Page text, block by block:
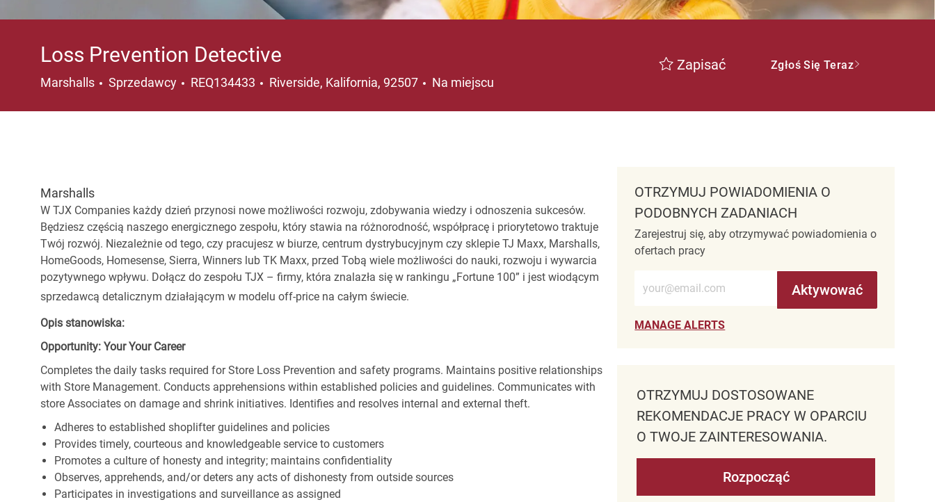
Loss Prevention Detective
Marshalls Kategoria
Sprzedawcy REQ134433 Lokalizacja
Riverside, Kalifornia, 92507 Na miejscu
Zapisać Zgłoś Się Teraz
Marshalls
W TJX Companies każdy dzień przynosi nowe możliwości rozwoju, zdobywania wiedzy i odnoszenia sukcesów.
Będziesz częścią naszego energicznego zespołu, który stawia na różnorodność, współpracę i priorytetowo traktuje
Twój rozwój. Niezależnie od tego, czy pracujesz w biurze, centrum dystrybucyjnym czy sklepie TJ Maxx, Marshalls,
HomeGoods, Homesense, Sierra, Winners lub TK Maxx, przed Tobą wiele możliwości do nauki, rozwoju i wywarcia
pozytywnego wpływu. Dołącz do zespołu TJX – firmy, która znalazła się w rankingu „Fortune 100” i jest wiodącym
sprzedawcą detalicznym działającym w modelu off-price na całym świecie.
Opis stanowiska:
Opportunity: Your Your Career
Completes the daily tasks required for Store Loss Prevention and safety programs. Maintains positive relationships
with Store Management. Conducts apprehensions within established policies and guidelines. Communicates with
store Associates on damage and shrink initiatives. Identifies and resolves internal and external theft.
Adheres to established shoplifter guidelines and policies
Provides timely, courteous and knowledgeable service to customers
Promotes a culture of honesty and integrity; maintains confidentiality
Observes, apprehends, and/or deters any acts of dishonesty from outside sources
Participates in investigations and surveillance as assigned
OTRZYMUJ POWIADOMIENIA O
PODOBNYCH ZADANIACH
Zarejestruj się, aby otrzymywać powiadomienia o
ofertach pracy
Wprowadź adres e-mail (wymagane)
Aktywować
MANAGE ALERTS
OTRZYMUJ DOSTOSOWANE
REKOMENDACJE PRACY W OPARCIU
O TWOJE ZAINTERESOWANIA.
Rozpocząć